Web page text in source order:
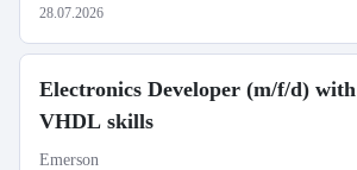
28.07.2026
Electronics Developer (m/f/d) with
VHDL skills
Emerson